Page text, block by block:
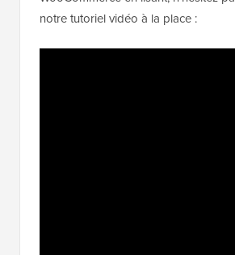
notre tutoriel vidéo à la place :